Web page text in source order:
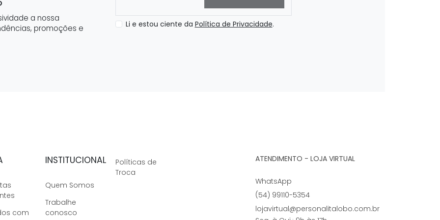
a nossa
promoções e
Li e estou ciente da Política de Privacidade.
com
INSTITUCIONAL
Quem Somos
Trabalhe
conosco
Políticas de
Troca
ATENDIMENTO - LOJA VIRTUAL
WhatsApp
(54) 99110-5354
lojavirtual@personalitalobo.com.br